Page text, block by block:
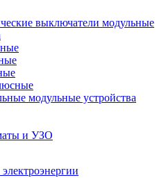
выключатели модульные
модульные устройства
и УЗО